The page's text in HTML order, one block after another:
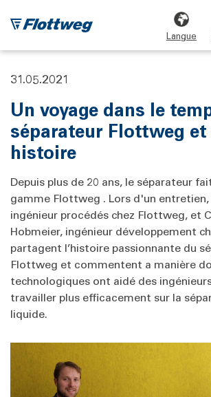
Langue
31.05.2021
Un voyage dans le
séparateur Flottweg et
histoire
Depuis plus de 20 ans, le séparateur
gamme Flottweg . Lors d'un entretien,
ingénieur procédés chez Flottweg, et
Hobmeier, ingénieur développement
partagent l’histoire passionnante du
Flottweg et commentent a manière
technologiques ont aidé des
travailler plus efficacement sur la
liquide.